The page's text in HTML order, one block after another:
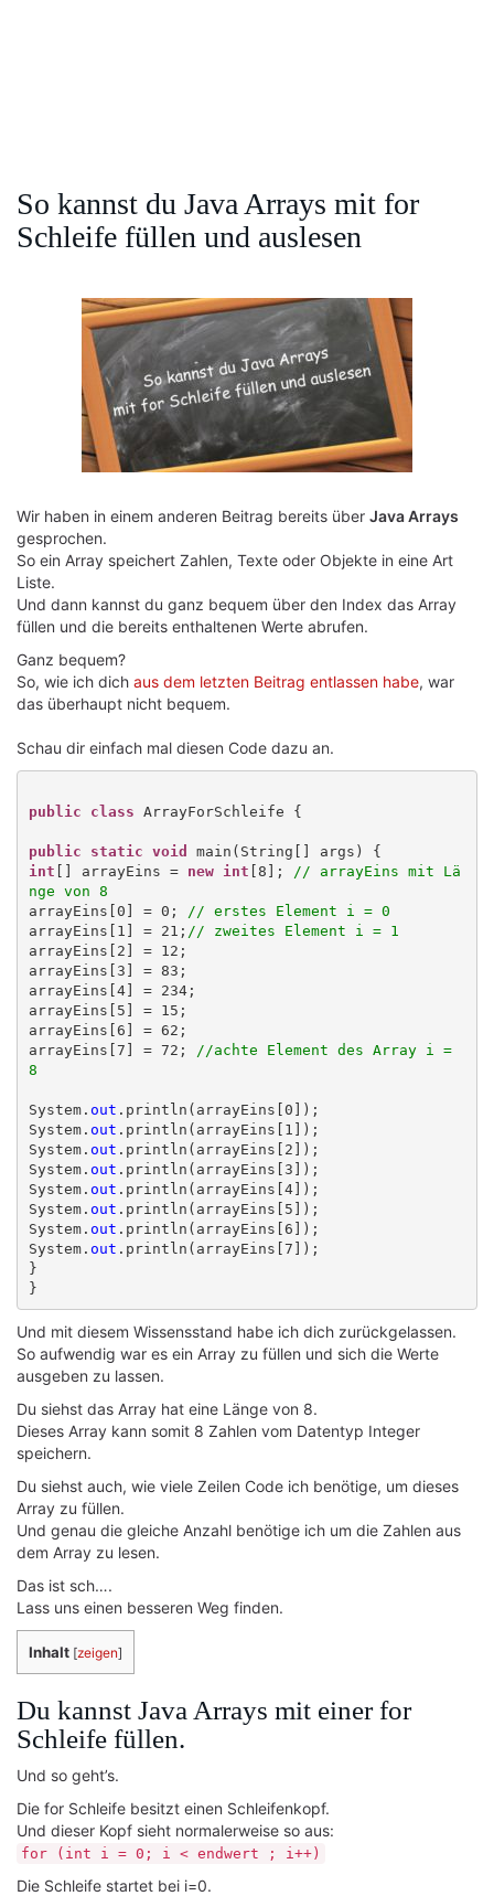
So kannst du Java Arrays mit for
Schleife füllen und auslesen
Wir haben in einem anderen Beitrag bereits über Java Arrays
gesprochen.
So ein Array speichert Zahlen, Texte oder Objekte in eine Art
Liste.
Und dann kannst du ganz bequem über den Index das Array
füllen und die bereits enthaltenen Werte abrufen.
Ganz bequem?
So, wie ich dich aus dem letzten Beitrag entlassen habe, war
das überhaupt nicht bequem.
Schau dir einfach mal diesen Code dazu an.
public class ArrayForSchleife {
public static void
int [] arrayEins = new int [8];
// arrayEins mit Lä
nge von 8
arrayEins[0] = 0;
// erstes Element i = 0
arrayEins[1] = 21; // zweites Element i = 1
arrayEins[2] = 12;
arrayEins[3] = 83;
arrayEins[4] = 234;
arrayEins[5] = 15;
arrayEins[6] = 62;
arrayEins[7] = 72;
//achte Element des Array i =
8
System. out .println(arrayEins[0]);
System. out .println(arrayEins[1]);
System. out .println(arrayEins[2]);
System. out .println(arrayEins[3]);
System. out .println(arrayEins[4]);
System. out .println(arrayEins[5]);
System. out .println(arrayEins[6]);
System. out .println(arrayEins[7]);
}
Und mit diesem Wissensstand habe ich dich zurückgelassen.
So aufwendig war es ein Array zu füllen und sich die Werte
ausgeben zu lassen.
Du siehst das Array hat eine Länge von 8.
Dieses Array kann somit 8 Zahlen vom Datentyp Integer
speichern.
Du siehst auch, wie viele Zeilen Code ich benötige, um dieses
Array zu füllen.
Und genau die gleiche Anzahl benötige ich um die Zahlen aus
dem Array zu lesen.
Das ist sch….
Lass uns einen besseren Weg finden.
Inhalt [zeigen]
Du kannst Java Arrays mit einer for
Schleife füllen.
Und so geht’s.
Die for Schleife besitzt einen Schleifenkopf.
Und dieser Kopf sieht normalerweise so aus:
for (int i = 0; i < endwert ; i++)
Die Schleife startet bei i=0.